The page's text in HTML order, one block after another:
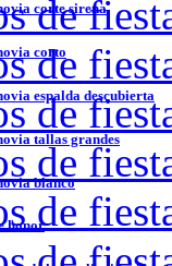
corte sirena
corto
espalda descubierta
tallas grandes
blanco
honor
de
de
de
de
de